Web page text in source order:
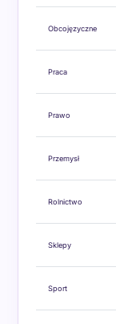
Obcojęzyczne
Praca
Prawo
Przemysł
Rolnictwo
Sklepy
Sport